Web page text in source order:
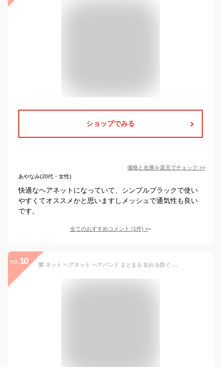
ショップでみる
価格と在庫を楽天でチェック >>
あやなみ(20代・女性)
快適なヘアネットになっていて、シンプルブラックで使い
やすくてオススメかと思いますしメッシュで通気性も良い
です。
全てのおすすめコメント (1件) >
no. 10 髪 ネット ヘアネット ヘアバンド まとまる 乱れを防ぐ 寝ぐせ防止 レディースネット 黒 ブラック 髪の毛 ヘア 髪キープ おくれ毛 被るタイプ パーマヘアー ヘアスタイル 粧美堂 日本製 【▲】/プロバンスレデイスネット